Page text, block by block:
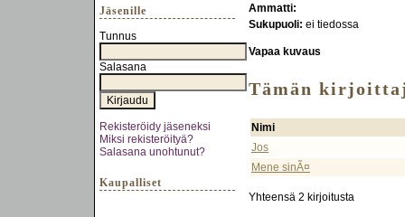
Jäsenille
Tunnus
Salasana
Rekisteröidy jäseneksi
Miksi rekisteröityä?
Salasana unohtunut?
Kaupalliset
Ammatti:
Sukupuoli: ei tiedossa
Vapaa kuvaus
Tämän
Nimi
Jos
Mene sinÃ¤
Yhteensä 2 kirjoitusta